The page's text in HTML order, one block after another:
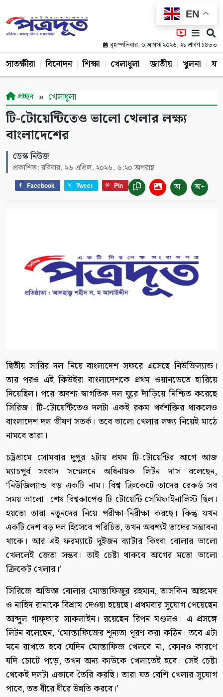
EN
বৃহস্পতিবার, ৬ আগস্ট ২০২৬, ২১ শ্রাবণ ১৪৩৩
সাতক্ষীরা বিনোদন শিক্ষা খেলাধুলা জাতীয় খুলনা
প্রচ্ছদ খেলাধুলা
টি-টোয়েন্টিতেও ভালো খেলার লক্ষ্য
বাংলাদেশের
ডেস্ক নিউজ
প্রকাশিত: রবিবার, ২৬ এপ্রিল, ২০২৬, ৬:২০ অপরাহ্ণ
Facebook Tweet Pin অ- অ+
দ্বিতীয় সারির দল নিয়ে বাংলাদেশ সফরে এসেছে নিউজিল্যান্ড।
তার পরও এই কিউইরা বাংলাদেশকে প্রথম ওয়ানডেতে হারিয়ে
দিয়েছিল। পরে অবশ্য স্বাগতিক দল ঘুরে দাঁড়িয়ে নিশ্চিত করেছে
সিরিজ। টি-টোয়েন্টিতেও দলটা একই রকম খর্বশক্তির থাকলেও
বাংলাদেশ দল ভীষণ সতর্ক। তবে ভালো খেলার লক্ষ্য নিয়েই মাঠে
নামবে তারা।
চট্টগ্রামে সোমবার দুপুর ২টায় প্রথম টি-টোয়েন্টির আগে আজ
ম্যাচপূর্ব সংবাদ সম্মেলনে অধিনায়ক লিটন দাস বলেছেন,
‘নিউজিল্যান্ড বড় একটি নাম। বিশ্ব ক্রিকেটে তাদের রেকর্ড সব
সময় ভালো। শেষ বিশ্বকাপেও টি-টোয়েন্টি সেমিফাইনালিস্ট ছিল।
হয়তো তারা নতুনদের নিয়ে পরীক্ষা-নিরীক্ষা করছে। কিন্তু যখন
একটি দেশ বড় দল হিসেবে পরিচিত, তখন অবশ্যই তাদের সম্ভাবনা
থাকে। আর এই ফরম্যাটে দুইজন ব্যাটার কিংবা বোলার ভালো
খেললেই জেতা সম্ভব। তাই চেষ্টা থাকবে আগের মতো ভালো
ক্রিকেট খেলার।’
সিরিজে অভিজ্ঞ বোলার মোস্তাফিজুর রহমান, তাসকিন আহমেদ
ও নাহিদ রানাকে বিশ্রাম দেওয়া হয়েছে। প্রথমবার সুযোগ পেয়েছেন
আব্দুল গাফ্ফার সাকলাইন। রয়েছেন রিপন মণ্ডলও। এ প্রসঙ্গে
লিটন বলেছেন, ‘মোস্তাফিজের শূন্যতা পূরণ করা কঠিন। তবে এটা
মনে রাখতে হবে যেদিন মোস্তাফিজ খেলবে না, কোনও কারণে
যদি চোটে পড়ে, তখন অন্য কাউকে খেলাতেই হবে। সেই চেষ্টা
থেকেই দলটা এভাবে তৈরি করছি। তারা যত বেশি খেলার সুযোগ
পাবে, তত ধীরে ধীরে উন্নতি করবে।’